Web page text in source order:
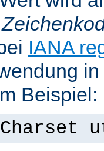
IANA
Beispiel: